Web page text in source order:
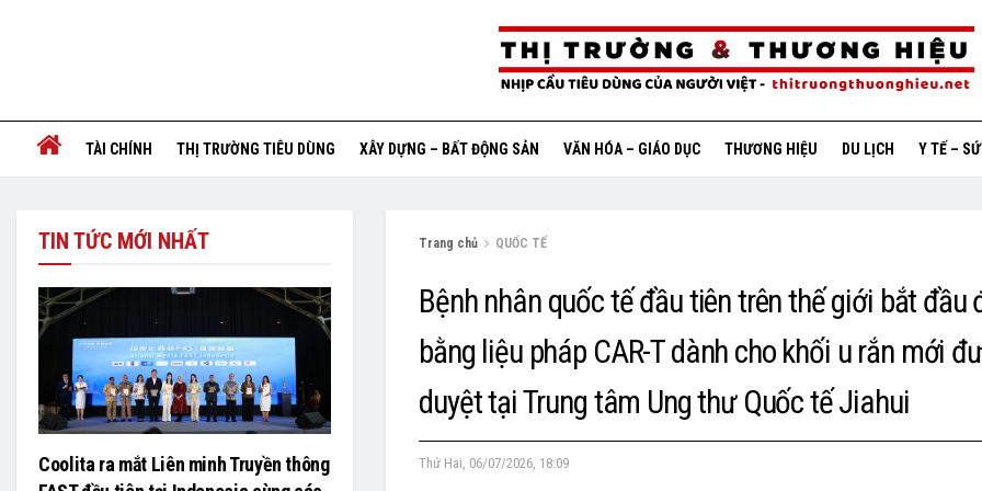
TÀI CHÍNH THỊ TRƯỜNG TIÊU DÙNG XÂY DỰNG – BẤT ĐỘNG SẢN VĂN HÓA – GIÁO DỤC THƯƠNG HIỆU DU LỊCH Y TẾ –
Trang chủ QUỐC TẾ
Bệnh nhân quốc tế đầu tiên trên thế giới bắt đầu
bằng liệu pháp CAR-T dành cho khối u rắn mới
duyệt tại Trung tâm Ung thư Quốc tế Jiahui
Thứ Hai, 06/07/2026, 18:09
TIN TỨC MỚI NHẤT
Coolita ra mắt Liên minh Truyền thông